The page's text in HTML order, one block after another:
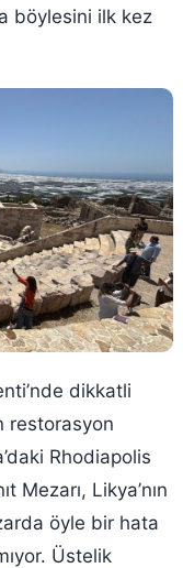
böylesini ilk kez
dikkatli
restorasyon
Rhodiapolis
Mezarı, Likya’nın
öyle bir hata
Üstelik